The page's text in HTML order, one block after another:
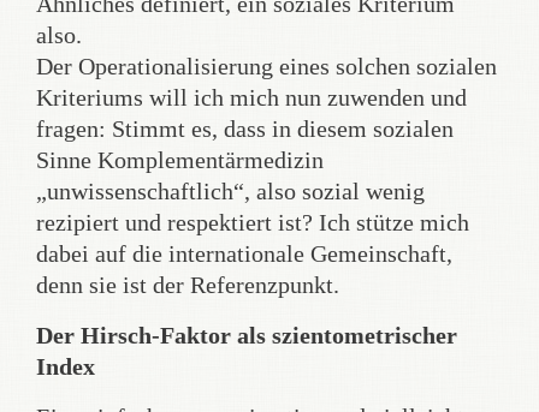
also.
Der Operationalisierung eines solchen sozialen
Kriteriums will ich mich nun zuwenden und
fragen: Stimmt es, dass in diesem sozialen
Sinne Komplementärmedizin
„unwissenschaftlich“, also sozial wenig
rezipiert und respektiert ist? Ich stütze mich
dabei auf die internationale Gemeinschaft,
denn sie ist der Referenzpunkt.
Der Hirsch-Faktor als szientometrischer
Index